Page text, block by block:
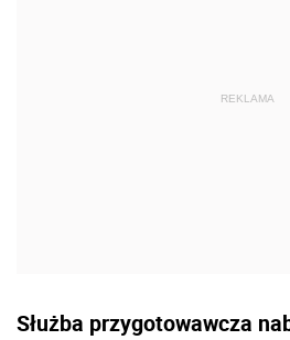
Służba przygotowawcza